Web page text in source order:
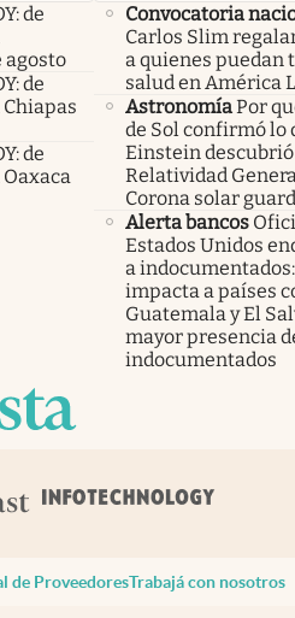
de
agosto
de
de
Convocatoria
Carlos Slim
a quienes puedan
salud en América
AstronomíaPor
de Sol confirmó lo
Einstein descubrió
Relatividad
Corona solar
Alerta bancos
Estados Unidos
a
impacta a países
Guatemala y El
mayor presencia
indocumentados
de ProveedoresTrabajá con nosotros